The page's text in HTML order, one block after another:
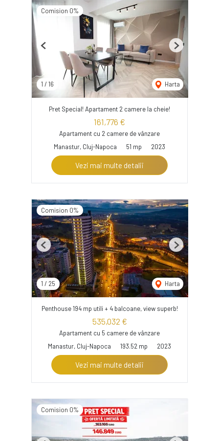
Comision 0%
1 / 16 Harta
Previous Next
Pret Special! Apartament 2 camere la cheie!
161,776 €
Apartament cu 2 camere de vânzare
Manastur, Cluj-Napoca
51 mp 2023
Vezi mai multe detalii
Comision 0%
1 / 25 Harta
Previous Next
Penthouse 194 mp utili + 4 balcoane, view superb!
535,032 €
Apartament cu 5 camere de vânzare
Manastur, Cluj-Napoca
193.52 mp 2023
Vezi mai multe detalii
Comision 0%